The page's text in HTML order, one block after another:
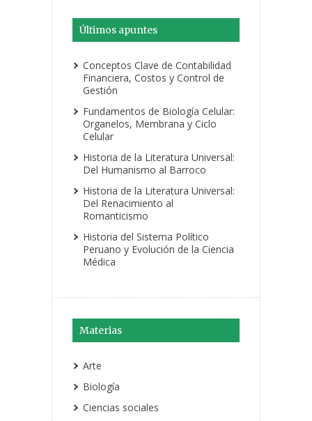
Últimos apuntes
Conceptos Clave de Contabilidad
Financiera, Costos y Control de
Gestión
Fundamentos de Biología Celular:
Organelos, Membrana y Ciclo
Celular
Historia de la Literatura Universal:
Del Humanismo al Barroco
Historia de la Literatura Universal:
Del Renacimiento al
Romanticismo
Historia del Sistema Político
Peruano y Evolución de la Ciencia
Médica
Materias
Arte
Biología
Ciencias sociales